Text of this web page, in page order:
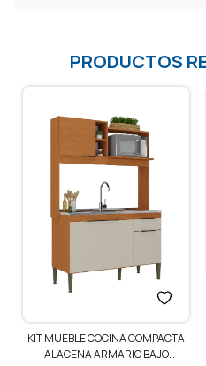
PRODUCTOS
ALACENA KIT DE COCINA
ARMARIO DE COCINA COCINA
COMPACTA – NOGUEIRA / OFF
WHITE
El
precio
El
precio